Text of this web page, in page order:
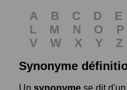
A B C D E
L
M N O P
V
W X Y
Z
Synonyme
Un synonyme se dit